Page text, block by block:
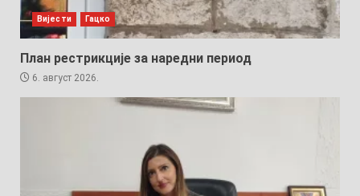
Вијести Гацко
План рестрикције за наредни период
6. август 2026.